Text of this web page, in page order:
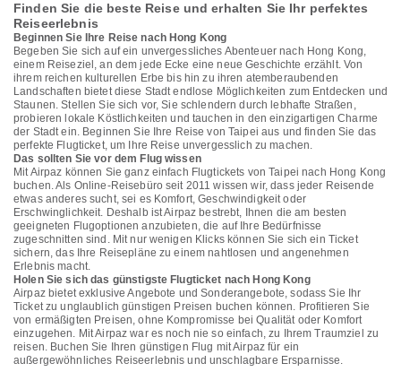
Finden Sie die beste Reise und erhalten Sie Ihr perfektes
Reiseerlebnis
Beginnen Sie Ihre Reise nach Hong Kong
Begeben Sie sich auf ein unvergessliches Abenteuer nach Hong Kong,
einem Reiseziel, an dem jede Ecke eine neue Geschichte erzählt. Von
ihrem reichen kulturellen Erbe bis hin zu ihren atemberaubenden
Landschaften bietet diese Stadt endlose Möglichkeiten zum Entdecken und
Staunen. Stellen Sie sich vor, Sie schlendern durch lebhafte Straßen,
probieren lokale Köstlichkeiten und tauchen in den einzigartigen Charme
der Stadt ein. Beginnen Sie Ihre Reise von Taipei aus und finden Sie das
perfekte Flugticket, um Ihre Reise unvergesslich zu machen.
Das sollten Sie vor dem Flug wissen
Mit Airpaz können Sie ganz einfach Flugtickets von Taipei nach Hong Kong
buchen. Als Online-Reisebüro seit 2011 wissen wir, dass jeder Reisende
etwas anderes sucht, sei es Komfort, Geschwindigkeit oder
Erschwinglichkeit. Deshalb ist Airpaz bestrebt, Ihnen die am besten
geeigneten Flugoptionen anzubieten, die auf Ihre Bedürfnisse
zugeschnitten sind. Mit nur wenigen Klicks können Sie sich ein Ticket
sichern, das Ihre Reisepläne zu einem nahtlosen und angenehmen
Erlebnis macht.
Holen Sie sich das günstigste Flugticket nach Hong Kong
Airpaz bietet exklusive Angebote und Sonderangebote, sodass Sie Ihr
Ticket zu unglaublich günstigen Preisen buchen können. Profitieren Sie
von ermäßigten Preisen, ohne Kompromisse bei Qualität oder Komfort
einzugehen. Mit Airpaz war es noch nie so einfach, zu Ihrem Traumziel zu
reisen. Buchen Sie Ihren günstigen Flug mit Airpaz für ein
außergewöhnliches Reiseerlebnis und unschlagbare Ersparnisse.